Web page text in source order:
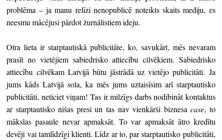
problēma – ja manu relīzi nenopublicē noteikts skaits mediju, es
neesmu mācējusi pārdot žurnālistiem ideju.
Otra lieta ir starptautiskā publicitāte, ko, savukārt, mēs nevaram
prasīt no vietējiem sabiedrisko attiecību cilvēkiem. Sabiedrisko
attiecību cilvēkam Latvijā būtu jāstrādā uz vietējo publicitāti. Ja
jums kāds Latvijā sola, ka mēs jums uztaisīsim arī starptautisko
publicitāti, neticiet viņam! Tas ir milzīgs darbs nodibināt kontaktus
ar starptautisko nišas presi un tas nav vienkārši biznesacase, to
mākslas pasaule nevar apmaksāt. To var apmaksāt ātro kredītu
devēji vai tamlīdzīgi klienti. Līdz ar to, par starptautisko publicitāti,